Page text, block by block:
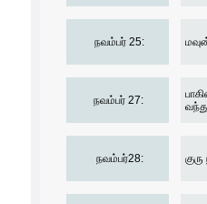
நவம்பர் 25:
நவம்பர் 27:
நவம்பர்28: